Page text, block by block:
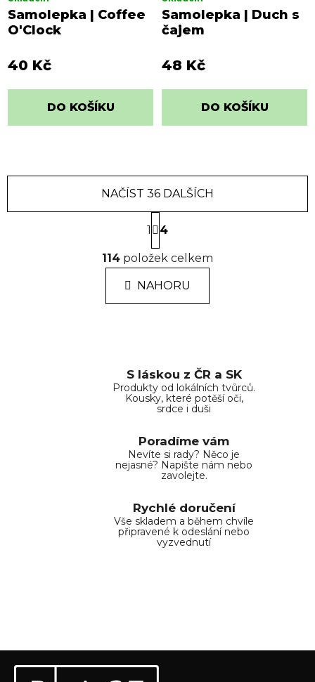
Samolepka | Coffee
O'Clock
40 Kč
DO KOŠÍKU
Samolepka | Duch s
čajem
48 Kč
DO KOŠÍKU
O
v
l
á
d
p
r
v
k
v
ý
p
s
u
NAČÍST 36 DALŠÍCH
S
t
r
á
n
k
1 4
114 položek celkem
NAHORU
S láskou z ČR a SK
Produkty od lokálních tvůrců.
Kousky, které potěší oči,
srdce i duši
Poradíme vám
Nevíte si rady? Něco je
nejasné? Napište nám nebo
zavolejte.
Rychlé doručení
Vše skladem a během chvíle
připravené k odeslání nebo
vyzvednutí
Odebírat newsletter